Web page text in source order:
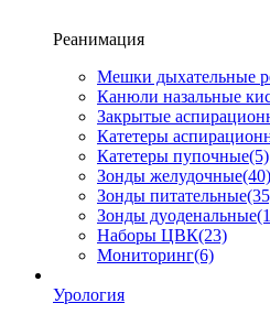
Реанимация
Мешки дыхательные
Канюли назальные
Закрытые
Катетеры
Катетеры пупочные(5)
Зонды желудочные(40)
Зонды питательные
Зонды дуоденальные
Наборы ЦВК(23)
Мониторинг(6)
Урология